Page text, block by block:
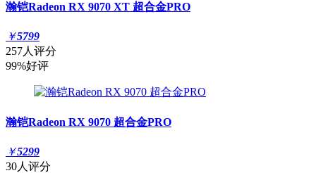
瀚铠Radeon RX 9070 XT 超合金PRO
￥5799
257人评分
99%好评
瀚铠Radeon RX 9070 超合金PRO
￥5299
30人评分